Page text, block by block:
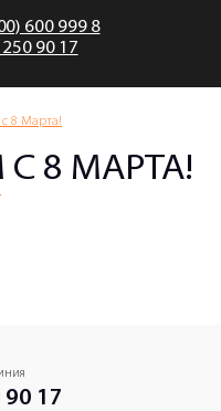
600 999 8
250 90 17
с 8 Марта!
8 МАРТА!
90 17